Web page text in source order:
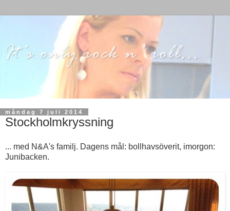
måndag 7 juli 2014
Stockholmkryssning
... med N&A's familj. Dagens mål: bollhavsöverit, imorgon:
Junibacken.